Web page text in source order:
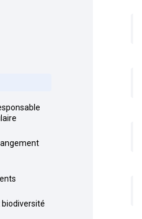
biodiversité